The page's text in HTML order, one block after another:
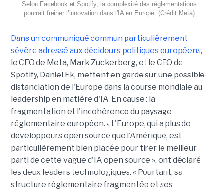
Selon Facebook et Spotify, la complexité des réglementations
pourrait freiner l’innovation dans l'IA en Europe. (Crédit Meta)
Dans un communiqué commun particulièrement
sévère adressé aux décideurs politiques européens,
le CEO de Meta, Mark Zuckerberg, et le CEO de
Spotify, Daniel Ek, mettent en garde sur une possible
distanciation de l'Europe dans la course mondiale au
leadership en matière d'IA. En cause : la
fragmentation et l'incohérence du paysage
réglementaire européen. « L'Europe, qui a plus de
développeurs open source que l'Amérique, est
particulièrement bien placée pour tirer le meilleur
parti de cette vague d'IA open source », ont déclaré
les deux leaders technologiques. « Pourtant, sa
structure réglementaire fragmentée et ses